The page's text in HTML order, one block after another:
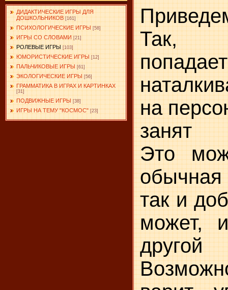
ДИДАКТИЧЕСКИЕ ИГРЫ ДЛЯ
ДОШКОЛЬНИКОВ [161]
ПСИХОЛОГИЧЕСКИЕ ИГРЫ [58]
ИГРЫ СО СЛОВАМИ [21]
РОЛЕВЫЕ ИГРЫ [103]
ЮМОРИСТИЧЕСКИЕ ИГРЫ [12]
ПАЛЬЧИКОВЫЕ ИГРЫ [61]
ЭКОЛОГИЧЕСКИЕ ИГРЫ [56]
ГРАММАТИКА В ИГРАХ И КАРТИНКАХ
[31]
ПОДВИЖНЫЕ ИГРЫ [38]
ИГРЫ НА ТЕМУ "КОСМОС" [23]
Так,
на
занят
Это
так и
может,